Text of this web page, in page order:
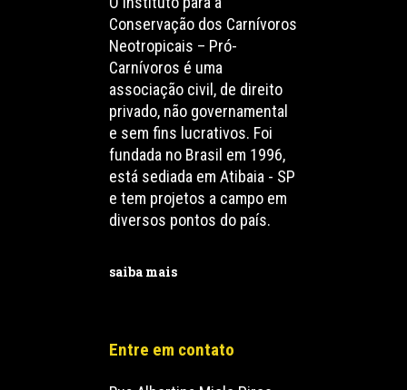
Conservação dos Carnívoros
Neotropicais – Pró-
Carnívoros é uma
associação civil, de direito
privado, não governamental
e sem fins lucrativos. Foi
fundada no Brasil em 1996,
está sediada em Atibaia - SP
e tem projetos a campo em
diversos pontos do país.
saiba mais
Entre em contato